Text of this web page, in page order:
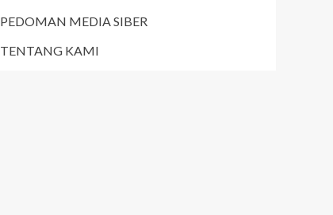
PEDOMAN MEDIA SIBER
TENTANG KAMI